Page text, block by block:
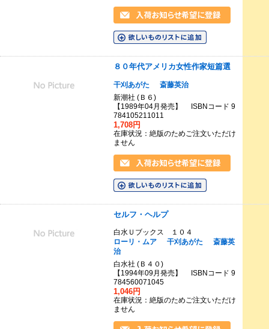
８０年代アメリカ女性作家短篇選
干刈あがた
斎藤英治
新潮社 (Ｂ６)
【1989年04月発売】 ISBNコード 9
784105211011
1,708円
在庫状況：絶版のためご注文いただけ
ません
セルフ・ヘルプ
白水Ｕブックス １０４
ローリ・ムア
干刈あがた
斎藤英
治
白水社 (Ｂ４０)
【1994年09月発売】 ISBNコード 9
784560071045
1,046円
在庫状況：絶版のためご注文いただけ
ません